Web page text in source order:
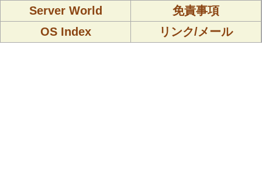
Server World
免責事項
OS Index
リンク/メール